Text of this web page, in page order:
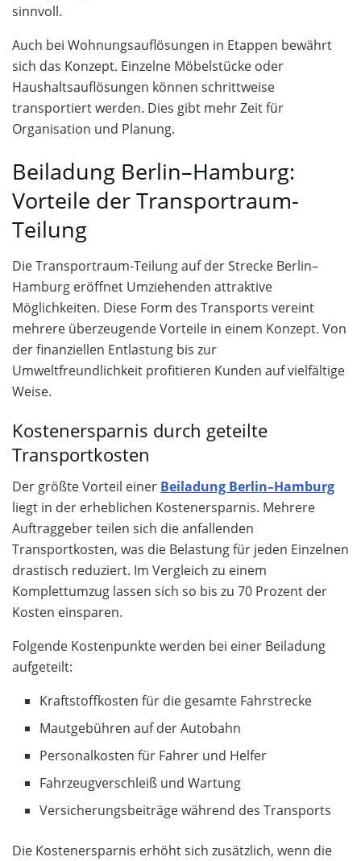
sinnvoll.
Auch bei Wohnungsauflösungen in Etappen bewährt
sich das Konzept. Einzelne Möbelstücke oder
Haushaltsauflösungen können schrittweise
transportiert werden. Dies gibt mehr Zeit für
Organisation und Planung.
Beiladung Berlin–Hamburg:
Vorteile der Transportraum-
Teilung
Die Transportraum-Teilung auf der Strecke Berlin–
Hamburg eröffnet Umziehenden attraktive
Möglichkeiten. Diese Form des Transports vereint
mehrere überzeugende Vorteile in einem Konzept. Von
der finanziellen Entlastung bis zur
Umweltfreundlichkeit profitieren Kunden auf vielfältige
Weise.
Kostenersparnis durch geteilte
Transportkosten
Der größte Vorteil einer Beiladung Berlin–Hamburg
liegt in der erheblichen Kostenersparnis. Mehrere
Auftraggeber teilen sich die anfallenden
Transportkosten, was die Belastung für jeden Einzelnen
drastisch reduziert. Im Vergleich zu einem
Komplettumzug lassen sich so bis zu 70 Prozent der
Kosten einsparen.
Folgende Kostenpunkte werden bei einer Beiladung
aufgeteilt:
Kraftstoffkosten für die gesamte Fahrstrecke
Mautgebühren auf der Autobahn
Personalkosten für Fahrer und Helfer
Fahrzeugverschleiß und Wartung
Versicherungsbeiträge während des Transports
Die Kostenersparnis erhöht sich zusätzlich, wenn die